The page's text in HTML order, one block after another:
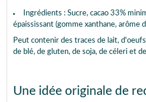
Ingrédients : Sucre, cacao 33%
épaississant (gomme xanthane, arôme
Peut contenir des traces de lait,
de blé, de gluten, de soja, de céleri et
Une idée originale de